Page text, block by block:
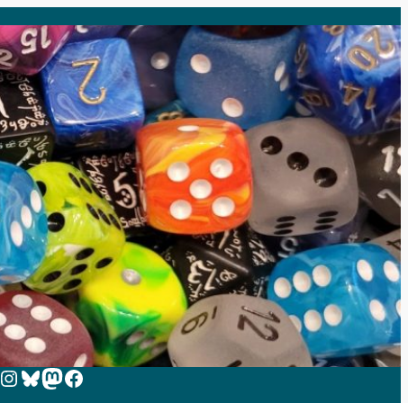
Link zur Instagram-Seite von Zeit-zum-Spielen
Bluesky
Mastodon
Facebook